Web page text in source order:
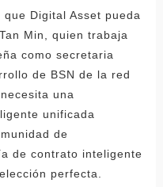
Digital Asset pueda
Min, quien trabaja
como secretaria
de BSN de la red
una
unificada
de
de contrato inteligente
perfecta.